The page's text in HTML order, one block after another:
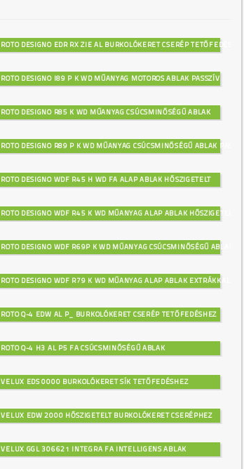
ROTO DESIGNO EDR RX ZIE AL BURKOLÓKERET CSERÉP TETŐFEDÉSHEZ
ROTO DESIGNO I89 P K WD MŰANYAG MOTOROS ABLAK PASSZÍV
ROTO DESIGNO R85 K WD MŰANYAG CSÚCSMINŐSÉGŰ ABLAK
ROTO DESIGNO R89 P K WD MŰANYAG CSÚCSMINŐSÉGŰ ABLAK PASSZÍV
ROTO DESIGNO WDF R45 H WD FA ALAP ABLAK HŐSZIGETELT
ROTO DESIGNO WDF R45 K WD MŰANYAG ALAP ABLAK HŐSZIGETELT
ROTO DESIGNO WDF R69P K WD MŰANYAG CSÚCSMINŐSÉGŰ ABLAK
ROTO DESIGNO WDF R79 K WD MŰANYAG ALAP ABLAK EXTRÁKKAL
ROTO Q-4 EDW AL P_ BURKOLÓKERET CSERÉP TETŐFEDÉSHEZ
ROTO Q-4 H3 AL P5 FA CSÚCSMINŐSÉGŰ ABLAK
VELUX EDS 0000 BURKOLÓKERET SÍK TETŐFEDÉSHEZ
VELUX EDW 2000 HŐSZIGETELT BURKOLÓKERET CSERÉPHEZ
VELUX GGL 306621 INTEGRA FA INTELLIGENS ABLAK